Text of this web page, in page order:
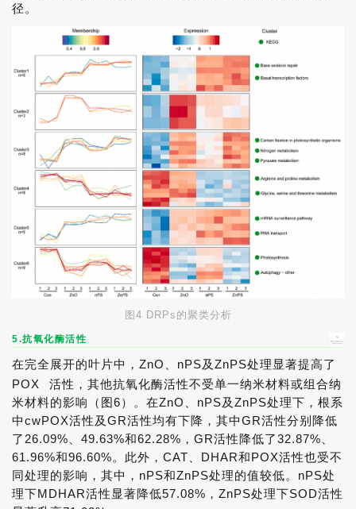
径。
图4 DRPs的聚类分析
5.抗氧化酶活性
在完全展开的叶片中，ZnO、nPS及ZnPS处理显著提高了
POX
活性，其他抗氧化酶活性不受单一纳米材料或组合纳
米材料的影响（图6）。在ZnO、nPS及ZnPS处理下，根系
中cwPOX活性及GR活性均有下降，其中GR活性分别降低
了26.09%、49.63%和62.28%，GR活性降低了32.87%、
61.96%和96.60%。此外，CAT、DHAR和POX活性也受不
同处理的影响，其中，nPS和ZnPS处理的值较低。nPS处
理下MDHAR活性显著降低57.08%，ZnPS处理下SOD活性